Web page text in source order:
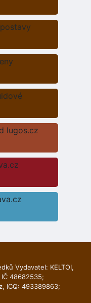
lugos.cz
Vydavatel: KELTOI,
48682535;
, ICQ: 493389863;